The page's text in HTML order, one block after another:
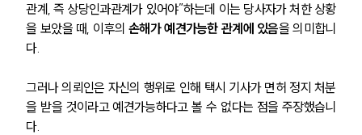
관계, 즉 상당인과관계가 있어야”하는데 이는 당사자가 처한 상황
을 보았을 때, 이후의 손해가 예견가능한 관계에 있음을 의미합니
다.
그러나 의뢰인은 자신의 행위로 인해 택시 기사가 면허 정지 처분
을 받을 것이라고 예견가능하다고 볼 수 없다는 점을 주장했습니
다.